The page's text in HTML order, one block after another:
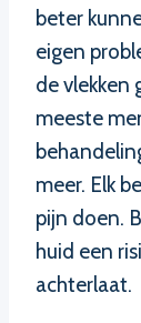
beter
eigen
de vlekken
meeste
meer. Elk
pijn doen.
huid een
achterlaat.